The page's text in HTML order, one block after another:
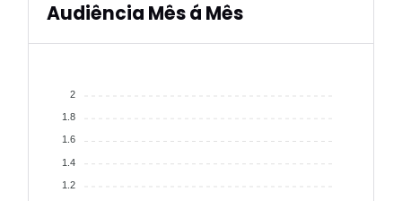
Audiência Mês á Mês
2
1.8
1.6
1.4
1.2